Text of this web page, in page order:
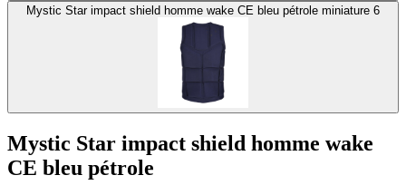
Mystic Star impact shield homme wake CE bleu pétrole miniature 6
Mystic Star impact shield homme wake
CE bleu pétrole